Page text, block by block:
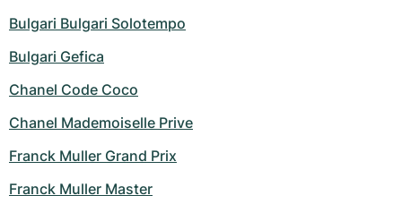
Bulgari Bulgari Solotempo
Bulgari Gefica
Chanel Code Coco
Chanel Mademoiselle Prive
Franck Muller Grand Prix
Franck Muller Master